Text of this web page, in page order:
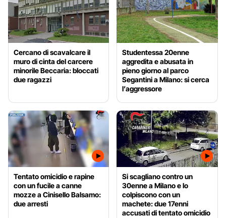
Cercano di scavalcare il
muro di cinta del carcere
minorile Beccaria: bloccati
due ragazzi
Studentessa 20enne
aggredita e abusata in
pieno giorno al parco
Segantini a Milano: si cerca
l’aggressore
Tentato omicidio e rapine
con un fucile a canne
mozze a Cinisello Balsamo:
due arresti
Si scagliano contro un
30enne a Milano e lo
colpiscono con un
machete: due 17enni
accusati di tentato omicidio